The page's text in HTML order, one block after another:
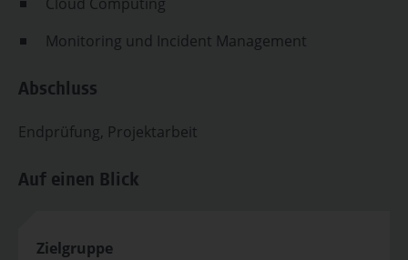
Monitoring und Incident Management
Abschluss
Endprüfung, Projektarbeit
Auf einen Blick
Zielgruppe